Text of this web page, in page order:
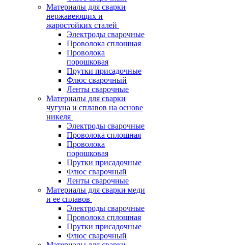
Материалы для сварки
нержавеющих и
жаростойких сталей
Электроды сварочные
Проволока сплошная
Проволока
порошковая
Прутки присадочные
Флюс сварочный
Ленты сварочные
Материалы для сварки
чугуна и сплавов на основе
никеля
Электроды сварочные
Проволока сплошная
Проволока
порошковая
Прутки присадочные
Флюс сварочный
Ленты сварочные
Материалы для сварки меди
и ее сплавов
Электроды сварочные
Проволока сплошная
Прутки присадочные
Флюс сварочный